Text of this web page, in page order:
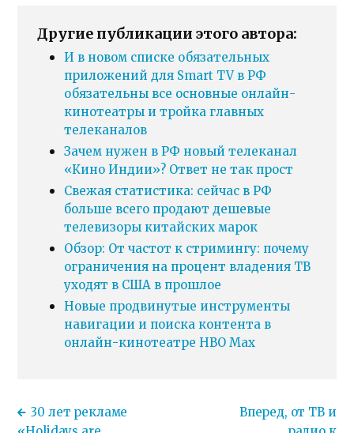
Другие публикации этого автора:
И в новом списке обязательных
приложений для Smart TV в РФ
обязательны все основные онлайн-
кинотеатры и тройка главных
телеканалов
Зачем нужен в РФ новый телеканал
«Кино Индии»? Ответ не так прост
Свежая статистика: сейчас в РФ
больше всего продают дешевые
телевизоры китайских марок
Обзор: От частот к стримингу: почему
ограничения на процент владения ТВ
уходят в США в прошлое
Новые продвинутые инструменты
навигации и поиска контента в
онлайн-кинотеатре HBO Max
30 лет рекламе
Вперед, от ТВ и